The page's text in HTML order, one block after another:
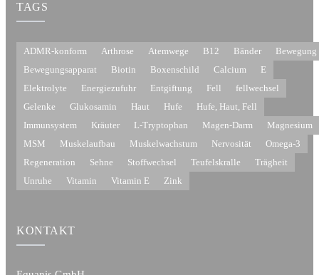
TAGS
ADMR-konform Arthrose Atemwege B12 Bänder
Bewegung
Bewegungsapparat
Biotin Boxenschild Calcium
E
Elektrolyte
Energiezufuhr Entgiftung Fell
fellwechsel
Gelenke
Glukosamin Haut Hufe
Hufe, Haut, Fell
Immunsystem
Kräuter L-Tryptophan Magen-Darm
Magnesium
MSM
Muskelaufbau Muskelwachstum Nervosität
Omega-3
Regeneration
Sehne Stoffwechsel Teufelskralle
Trägheit
Unruhe
Vitamin Vitamin E Zink
KONTAKT